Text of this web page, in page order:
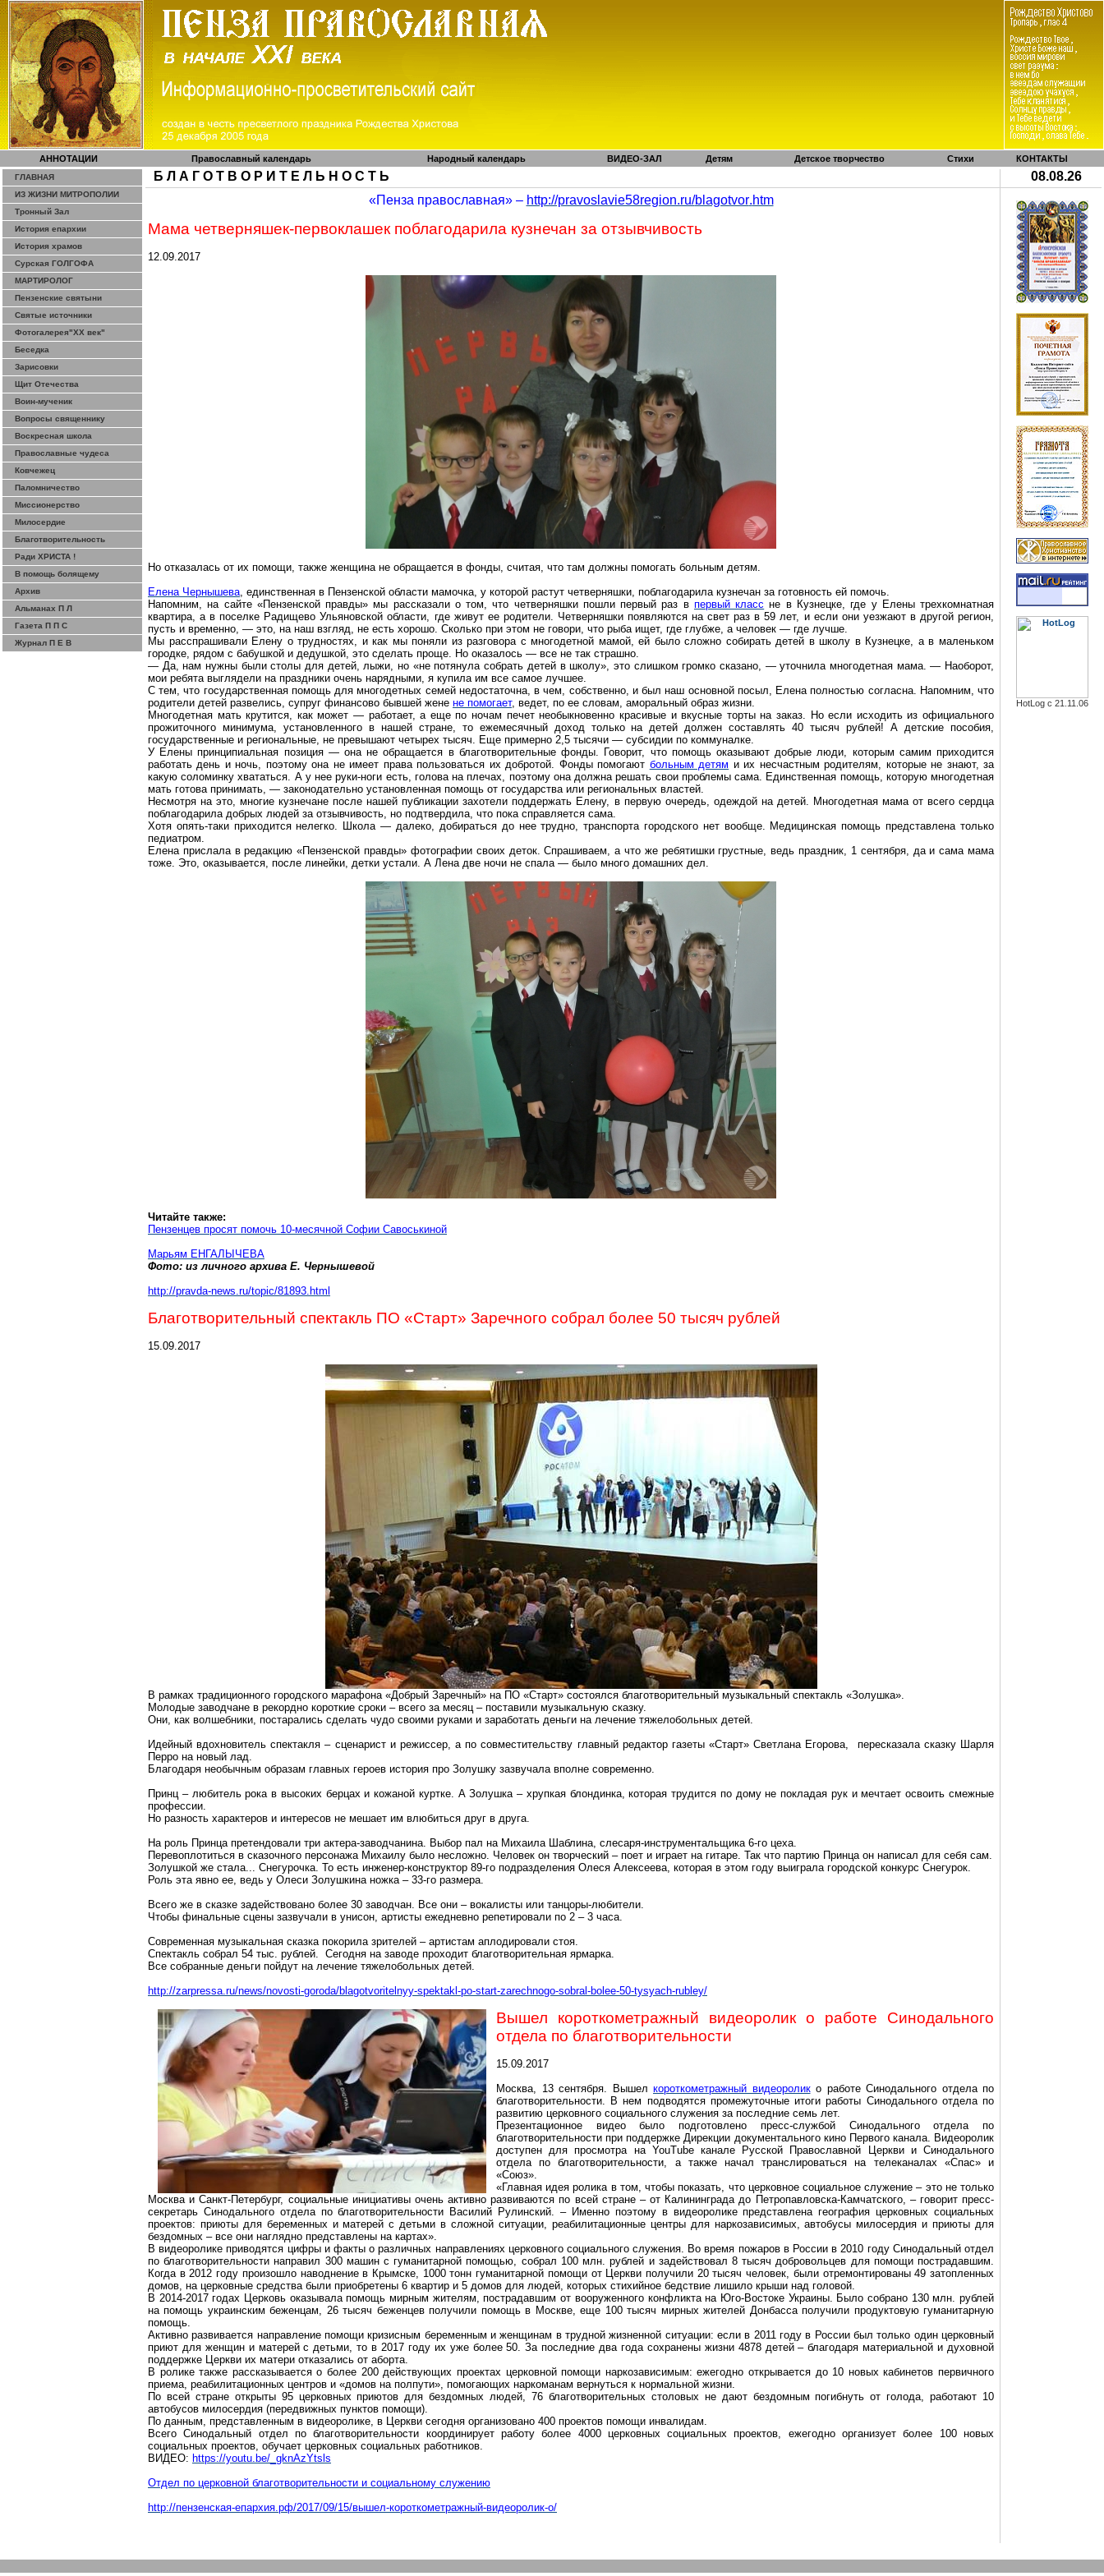
АННОТАЦИИ Православный календарь Народный календарь ВИДЕО-ЗАЛ Детям Детское творчество Стихи КОНТАКТЫ
ГЛАВНАЯ
ИЗ ЖИЗНИ МИТРОПОЛИИ
Тронный Зал
История епархии
История храмов
Сурская ГОЛГОФА
МАРТИРОЛОГ
Пензенские святыни
Святые источники
Фотогалерея"ХХ век"
Беседка
Зарисовки
Щит Отечества
Воин-мученик
Вопросы священнику
Воскресная школа
Православные чудеса
Ковчежец
Паломничество
Миссионерство
Милосердие
Благотворительность
Ради ХРИСТА !
В помощь болящему
Архив
Альманах П Л
Газета П П С
Журнал П Е В
Б Л А Г О Т В О Р И Т Е Л Ь Н О С Т Ь
08.08.26
«Пенза православная» – http://pravoslavie58region.ru/blagotvor.htm
Мама четверняшек-первоклашек поблагодарила кузнечан за отзывчивость
12.09.2017
Но отказалась от их помощи, также женщина не обращается в фонды, считая, что там должны помогать больным детям.
Елена Чернышева, единственная в Пензенской области мамочка, у которой растут четверняшки, поблагодарила кузнечан за готовность ей помочь.
Напомним, на сайте«Пензенской правды» мы рассказали о том, что четверняшкипошли первый раз в первый класс не в Кузнецке, где у Елены трехкомнатная
квартира, а в поселке Радищево Ульяновской области, где живут ее родители. Четверняшкипоявляются на свет раз в 59 лет, и если они уезжают в другой регион,
пусть и временно, — это, на наш взгляд, не есть хорошо. Сколько при этом не говори, что рыба ищет, где глубже, а человек — где лучше.
Мы расспрашивали Елену о трудностях, и как мы поняли из разговора с многодетной мамой, ей было сложно собирать детей в школу в Кузнецке, а в маленьком
городке, рядом с бабушкой и дедушкой, это сделать проще. Но оказалось — все не так страшно.
— Да, нам нужны были столы для детей, лыжи, но «не потянула собрать детей в школу», это слишком громко сказано, — уточнила многодетная мама. — Наоборот,
мои ребята выглядели на праздники очень нарядными, я купила им все самое лучшее.
С тем, что государственная помощь для многодетных семей недостаточна, в чем, собственно, и был наш основной посыл, Елена полностью согласна. Напомним, что
родители детей развелись, супруг финансово бывшей жене не помогает, ведет, по ее словам, аморальный образ жизни.
Многодетная мать крутится, как может — работает, а еще по ночам печет необыкновенно красивые и вкусные торты на заказ. Но если исходить из официального
прожиточного минимума, установленного в нашей стране, то ежемесячный доход только на детей должен составлять 40 тысяч рублей! А детские пособия,
государственные и региональные, не превышают четырех тысяч. Еще примерно 2,5 тысячи — субсидии по коммуналке.
У Елены принципиальная позиция — она не обращается в благотворительные фонды. Говорит, что помощь оказывают добрые люди, которым самим приходится
работать день и ночь, поэтому она не имеет права пользоваться их добротой. Фонды помогают больным детям и их несчастным родителям, которые не знают, за
какую соломинку хвататься. А у нее руки-ноги есть, голова наплечах, поэтому она должна решать свои проблемы сама. Единственная помощь, которую многодетная
мать готова принимать, — законодательно установленная помощь от государства или региональных властей.
Несмотря на это, многие кузнечане после нашей публикации захотели поддержать Елену, в первую очередь, одеждой на детей. Многодетная мама от всего сердца
поблагодарила добрых людей за отзывчивость, но подтвердила, что пока справляется сама.
Хотя опять-таки приходится нелегко. Школа — далеко, добираться до нее трудно, транспорта городского нет вообще. Медицинская помощь представлена только
педиатром.
Елена прислала в редакцию «Пензенской правды» фотографии своих деток. Спрашиваем, а что же ребятишки грустные, ведь праздник, 1 сентября, да и сама мама
тоже. Это, оказывается, после линейки, детки устали. А Лена две ночи не спала — было много домашних дел.
Читайте также:
Пензенцев просят помочь 10-месячной Софии Савоськиной
Марьям ЕНГАЛЫЧЕВА
Фото: из личного архива Е. Чернышевой
http://pravda-news.ru/topic/81893.html
Благотворительный спектакль ПО «Старт» Заречного собрал более 50 тысяч рублей
15.09.2017
В рамках традиционного городского марафона «Добрый Заречный» на ПО «Старт» состоялся благотворительный музыкальный спектакль «Золушка».
Молодые заводчане в рекордно короткие сроки – всего за месяц – поставили музыкальную сказку.
Они, как волшебники, постарались сделать чудо своими руками и заработать деньги на лечение тяжелобольных детей.
Идейный вдохновитель спектакля – сценарист и режиссер, а по совместительству главный редактор газеты «Старт» Светлана Егорова, пересказала сказку Шарля
Перро на новый лад.
Благодаря необычным образам главных героев история про Золушку зазвучала вполне современно.
Принц – любитель рока в высоких берцах и кожаной куртке. А Золушка – хрупкая блондинка, которая трудится по дому не покладая рук и мечтает освоить смежные
профессии.
Но разность характеров и интересов не мешает им влюбиться друг в друга.
На роль Принца претендовали три актера-заводчанина. Выбор пал на Михаила Шаблина, слесаря-инструментальщика 6-го цеха.
Перевоплотиться в сказочного персонажа Михаилу было несложно. Человек он творческий – поет и играет на гитаре. Так что партию Принца он написал для себя сам.
Золушкой же стала... Снегурочка. То есть инженер-конструктор 89-го подразделения Олеся Алексеева, которая в этом году выиграла городской конкурс Снегурок.
Роль эта явно ее, ведь у Олеси Золушкинаножка – 33-го размера.
Всего же в сказке задействовано более 30 заводчан. Все они – вокалисты или танцоры-любители.
Чтобы финальные сцены зазвучали в унисон, артисты ежедневно репетировали по 2 – 3 часа.
Современная музыкальная сказка покорила зрителей – артистам аплодировали стоя.
Спектакль собрал 54 тыс. рублей. Сегодня на заводе проходит благотворительная ярмарка.
Все собранные деньги пойдут на лечение тяжелобольных детей.
http://zarpressa.ru/news/novosti-goroda/blagotvoritelnyy-spektakl-po-start-zarechnogo-sobral-bolee-50-tysyach-rubley/
Вышел короткометражный видеоролик о работе Синодального
отдела по благотворительности
15.09.2017
Москва, 13 сентября. Вышел короткометражный видеоролико работе Синодального отдела по
благотворительности. В нем подводятся промежуточные итоги работы Синодального отдела по
развитию церковного социального служения за последние семь лет.
Презентационное видео было подготовлено пресс-службой Синодального отдела по
благотворительности при поддержке Дирекции документального киноПервого канала. Видеоролик
доступен для просмотра на YouTube канале Русской Православной Церкви и Синодального
отдела по благотворительности, а также начал транслироваться на телеканалах «Спас» и
«Союз».
«Главная идея ролика в том, чтобы показать, что церковное социальное служение – это не только
Москва и Санкт-Петербург, социальные инициативы очень активно развиваются по всей стране – от Калининграда до Петропавловска-Камчатского, – говорит пресс-
секретарь Синодального отдела по благотворительности Василий Рулинский. – Именно поэтому в видеоролике представлена география церковных социальных
проектов: приюты для беременных и матерей с детьми в сложной ситуации, реабилитационные центры для наркозависимых, автобусы милосердия и приюты для
бездомных – все они наглядно представлены на картах».
В видеоролике приводятся цифры и факты о различных направлениях церковного социального служения. Во время пожаров в России в 2010 году Синодальный отдел
по благотворительности направил 300 машин с гуманитарной помощью, собрал 100 млн. рублей и задействовал 8 тысяч добровольцев для помощи пострадавшим.
Когда в 2012 году произошло наводнение в Крымске, 1000 тонн гуманитарной помощи от Церкви получили 20 тысяч человек, были отремонтированы 49 затопленных
домов, на церковные средства были приобретены 6 квартир и 5 домов для людей, которых стихийное бедствие лишило крыши над головой.
В 2014-2017 годах Церковь оказывала помощь мирным жителям, пострадавшим от вооруженного конфликта на Юго-ВостокеУкраины. Было собрано 130 млн. рублей
на помощь украинским беженцам, 26 тысяч беженцев получили помощь в Москве, еще 100 тысяч мирных жителей Донбасса получили продуктовую гуманитарную
помощь.
Активно развивается направление помощи кризисным беременным и женщинам в трудной жизненной ситуации: если в 2011 году в России был только один церковный
приют для женщин и матерей с детьми, то в 2017 году их уже более 50. За последние два года сохранены жизни 4878 детей – благодаря материальной и духовной
поддержке Церкви их матери отказались от аборта.
В ролике также рассказывается о более 200 действующих проектах церковной помощи наркозависимым: ежегодно открывается до 10 новых кабинетов первичного
приема, реабилитационных центров и «домов на полпути», помогающих наркоманам вернуться к нормальной жизни.
По всей стране открыты 95 церковных приютов для бездомных людей, 76 благотворительных столовых не дают бездомным погибнуть от голода, работают 10
автобусов милосердия (передвижных пунктов помощи).
По данным, представленным в видеоролике, в Церкви сегодня организовано 400 проектов помощи инвалидам.
Всего Синодальный отдел по благотворительности координирует работу более 4000 церковных социальных проектов, ежегодно организует более 100 новых
социальных проектов, обучает церковных социальных работников.
ВИДЕО: https://youtu.be/_gknAzYtsls
Отдел по церковной благотворительности и социальному служению
http://пензенская-епархия.рф/2017/09/15/вышел-короткометражный-видеоролик-о/
HotLog с 21.11.06